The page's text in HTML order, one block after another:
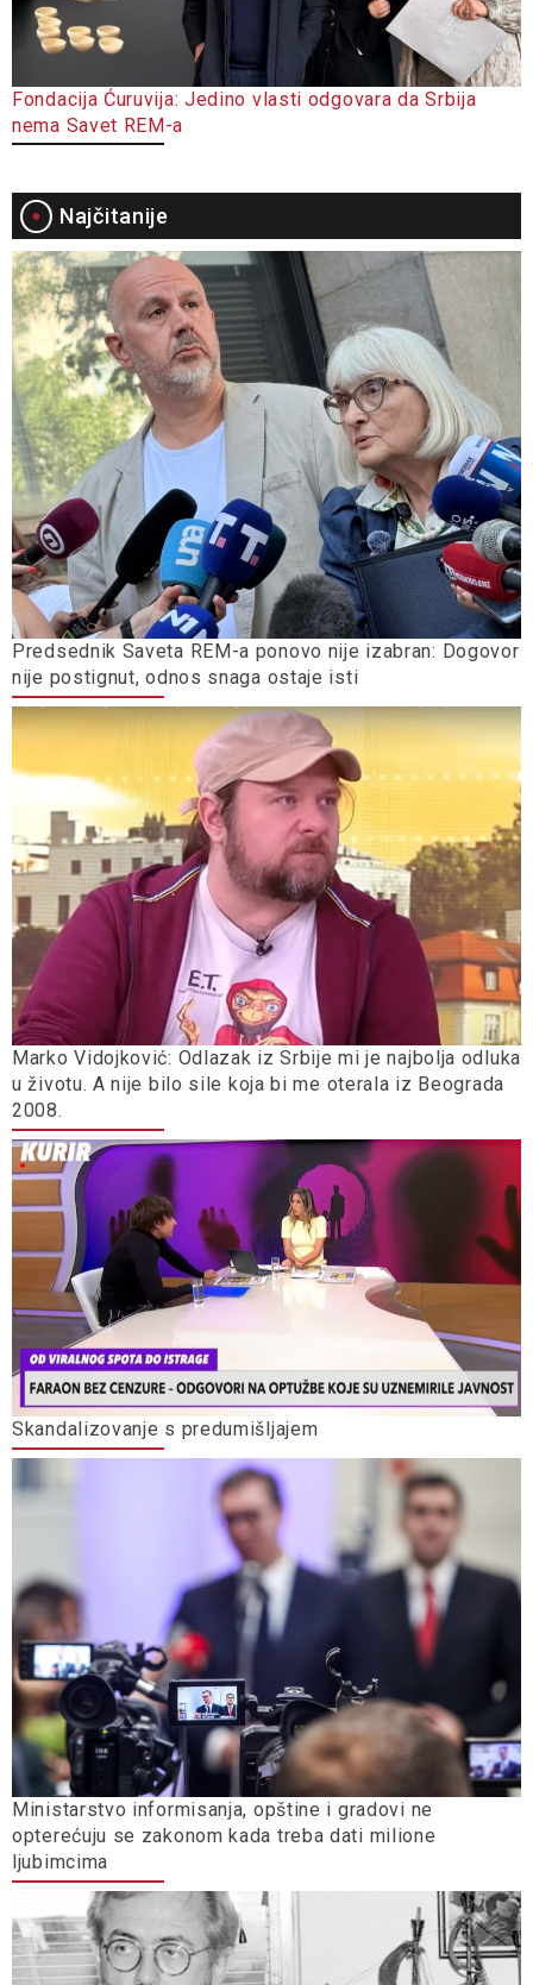
Fondacija Ćuruvija: Jedino vlasti odgovara da Srbija
nema Savet REM-a
Najčitanije
Predsednik Saveta REM-a ponovo nije izabran: Dogovor
nije postignut, odnos snaga ostaje isti
Marko Vidojković: Odlazak iz Srbije mi je najbolja odluka
u životu. A nije bilo sile koja bi me oterala iz Beograda
2008.
Skandalizovanje s predumišljajem
Ministarstvo informisanja, opštine i gradovi ne
opterećuju se zakonom kada treba dati milione
ljubimcima